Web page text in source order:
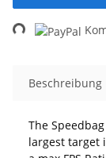
Beschreibung
The
largest target